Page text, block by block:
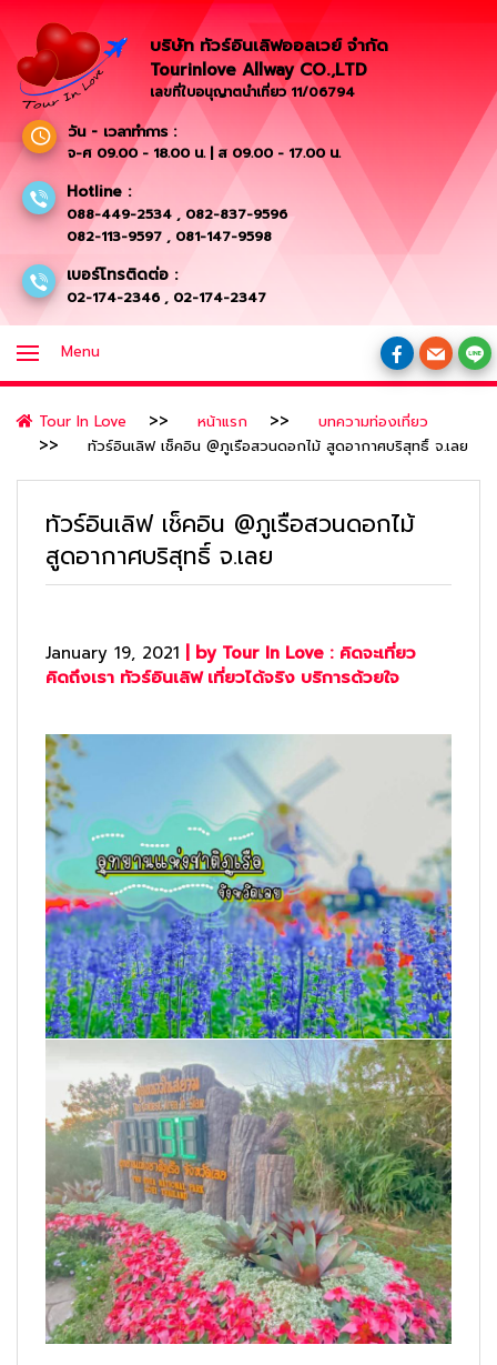
บริษัท ทัวร์อินเลิฟออลเวย์ จำกัด
Tourinlove Allway CO.,LTD
เลขที่ใบอนุญาตนำเที่ยว 11/06794
วัน - เวลาทำการ :
จ-ศ 09.00 - 18.00 น. | ส 09.00 - 17.00 น.
Hotline :
088-449-2534 , 082-837-9596
082-113-9597 , 081-147-9598
เบอร์โทรติดต่อ :
02-174-2346 , 02-174-2347
Menu
Tour In Love หน้าแรก
บทความท่องเที่ยว
ทัวร์อินเลิฟ เช็คอิน @ภูเรือสวนดอกไม้ สูดอากาศบริสุทธิ์ จ.เลย
ทัวร์อินเลิฟ เช็คอิน @ภูเรือสวนดอกไม้
สูดอากาศบริสุทธิ์ จ.เลย
January 19, 2021 | by Tour In Love : คิดจะเที่ยว
คิดถึงเรา ทัวร์อินเลิฟ เที่ยวได้จริง บริการด้วยใจ